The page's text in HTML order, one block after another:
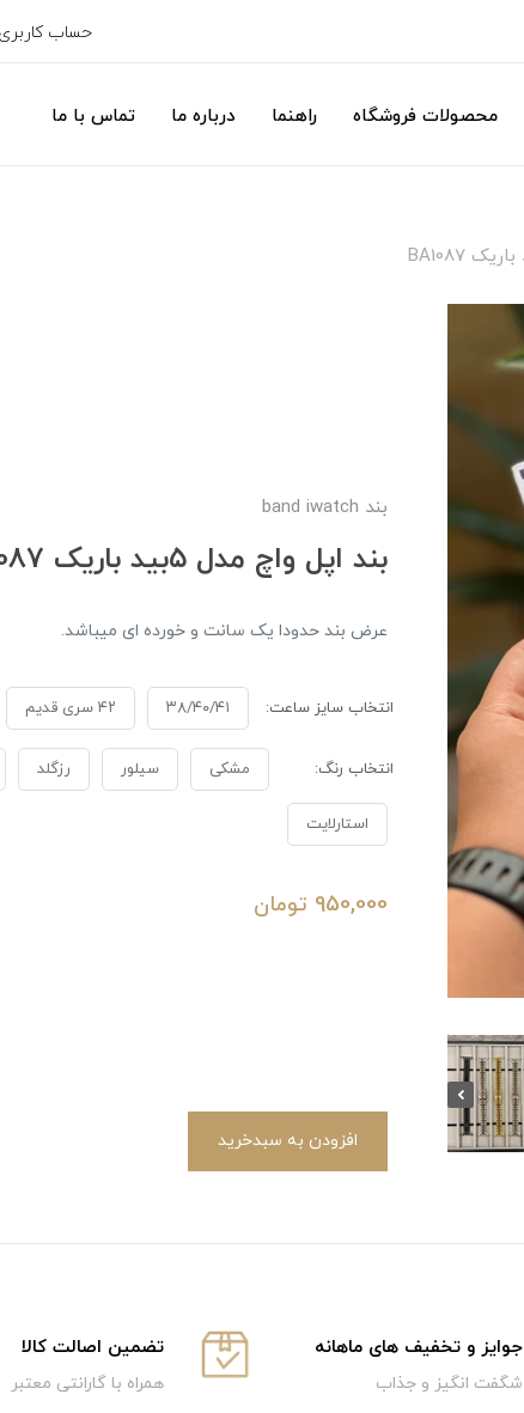
حساب کاربری
محصولات فروشگاه راهنما درباره ما تماس با ما
بند band iwatch
بند اپل واچ مدل ۵بید باریک BA1087
عرض بند حدودا یک سانت و خورده ای میباشد.
انتخاب سایز ساعت: ۳۸/۴۰/۴۱ ۴۲ سری قدیم
انتخاب رنگ: مشکی سیلور رزگلد
استارلایت
950,000 تومان
افزودن به سبدخرید
جوایز و تخفیف های ماهانه
شگفت انگیز و جذاب
تضمین اصالت کالا
همراه با گارانتی معتبر